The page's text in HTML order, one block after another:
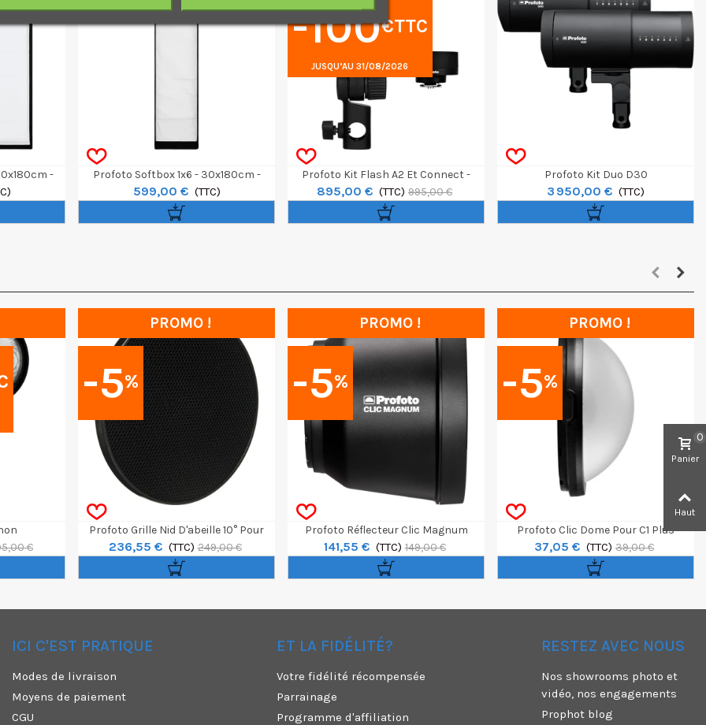
-
Profoto Softbox 1x6 - 30x180cm -
White
599,00 € (TTC)
-100€TTC
JUSQU’AU 31/08/2026
Profoto Kit Flash A2 Et Connect -
Fujifilm
895,00 € (TTC) 995,00 €
Profoto Kit Duo D30
3 950,00 € (TTC)
€
-5%
PROMO !
Profoto Grille Nid D'abeille 10° Pour
Réflecteurs Telezoom Ou Magnum
236,55 € (TTC) 249,00 €
-5%
PROMO !
Profoto Réflecteur Clic Magnum
141,55 € (TTC) 149,00 €
-5%
PROMO !
Profoto Clic Dome Pour C1 Plus
37,05 € (TTC) 39,00 €
ICI C'EST PRATIQUE
Modes de livraison
Moyens de paiement
CGU
ET LA FIDÉLITÉ?
Votre fidélité récompensée
Parrainage
Programme d'affiliation
RESTEZ AVEC NOUS
Nos showrooms photo et
vidéo, nos engagements
Prophot blog
Panier
0
Haut